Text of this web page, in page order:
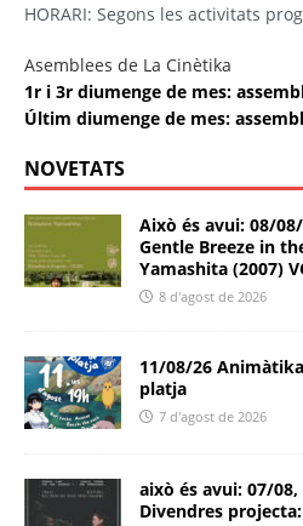
HORARI: Segons les activitats
Asemblees de La Cinètika
1r i 3r diumenge de mes:
Últim diumenge de mes:
NOVETATS
Això és avui: 08/
Gentle Breeze in
Yamashita (2007)
8 d'agost de 2026
11/08/26
platja
7 d'agost de 2026
això és avui: 07/08,
Divendres